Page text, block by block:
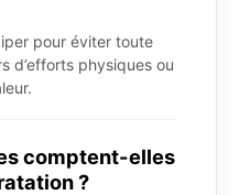
pour éviter toute
d’efforts physiques ou
comptent-elles
?